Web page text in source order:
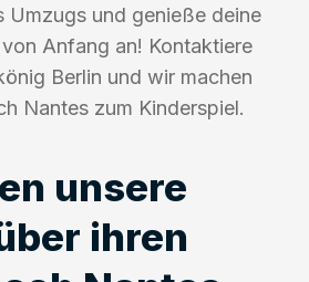
Umzugs und genieße deine
Anfang an! Kontaktiere
Berlin und wir machen
Nantes zum Kinderspiel.
unsere
ihren